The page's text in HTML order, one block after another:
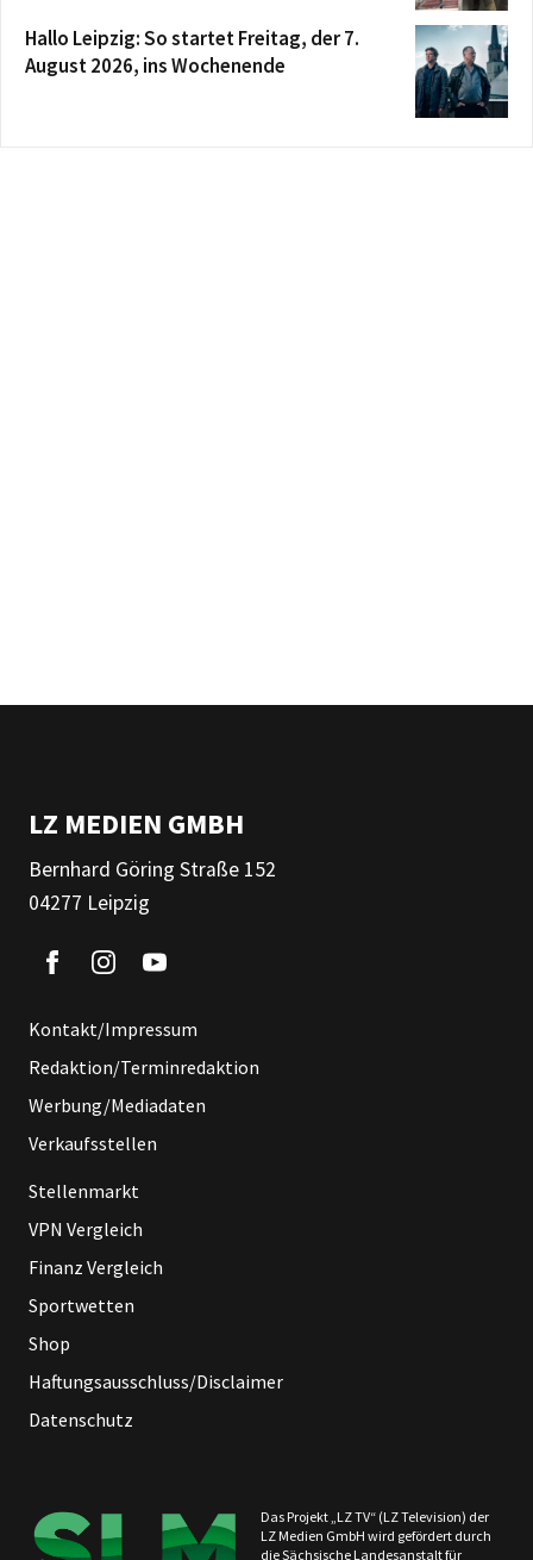
Hallo Leipzig: So startet Freitag, der 7.
August 2026, ins Wochenende
LZ MEDIEN GMBH
Bernhard Göring Straße 152
04277 Leipzig
Kontakt/Impressum
Redaktion/Terminredaktion
Werbung/Mediadaten
Verkaufsstellen
Stellenmarkt
VPN Vergleich
Finanz Vergleich
Sportwetten
Shop
Haftungsausschluss/Disclaimer
Datenschutz
Das Projekt „LZ TV“ (LZ Television) der
LZ Medien GmbH wird gefördert durch
die Sächsische Landesanstalt für